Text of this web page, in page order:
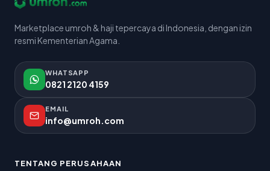
Marketplace umroh & haji tepercaya di Indonesia, dengan izin
resmi Kementerian Agama.
WHATSAPP
0821 2120 4159
EMAIL
info@umroh.com
TENTANG PERUSAHAAN